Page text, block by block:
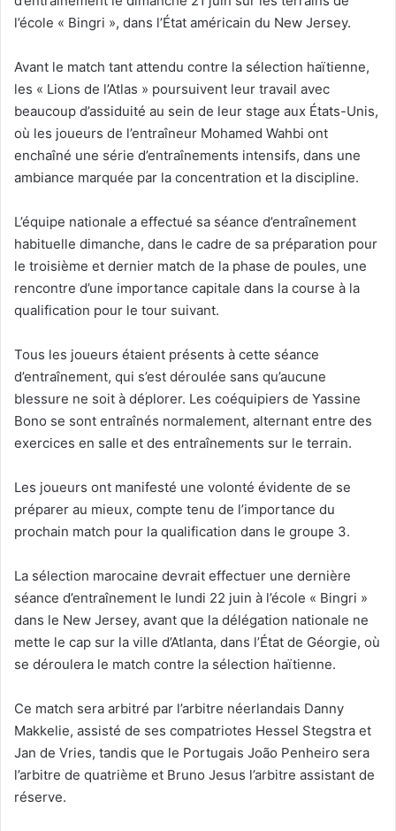
l’école « Bingri », dans l’État américain du New Jersey.
Avant le match tant attendu contre la sélection haïtienne,
les « Lions de l’Atlas » poursuivent leur travail avec
beaucoup d’assiduité au sein de leur stage aux États-Unis,
où les joueurs de l’entraîneur Mohamed Wahbi ont
enchaîné une série d’entraînements intensifs, dans une
ambiance marquée par la concentration et la discipline.
L’équipe nationale a effectué sa séance d’entraînement
habituelle dimanche, dans le cadre de sa préparation pour
le troisième et dernier match de la phase de poules, une
rencontre d’une importance capitale dans la course à la
qualification pour le tour suivant.
Tous les joueurs étaient présents à cette séance
d’entraînement, qui s’est déroulée sans qu’aucune
blessure ne soit à déplorer. Les coéquipiers de Yassine
Bono se sont entraînés normalement, alternant entre des
exercices en salle et des entraînements sur le terrain.
Les joueurs ont manifesté une volonté évidente de se
préparer au mieux, compte tenu de l’importance du
prochain match pour la qualification dans le groupe 3.
La sélection marocaine devrait effectuer une dernière
séance d’entraînement le lundi 22 juin à l’école « Bingri »
dans le New Jersey, avant que la délégation nationale ne
mette le cap sur la ville d’Atlanta, dans l’État de Géorgie, où
se déroulera le match contre la sélection haïtienne.
Ce match sera arbitré par l’arbitre néerlandais Danny
Makkelie, assisté de ses compatriotes Hessel Stegstra et
Jan de Vries, tandis que le Portugais João Penheiro sera
l’arbitre de quatrième et Bruno Jesus l’arbitre assistant de
réserve.